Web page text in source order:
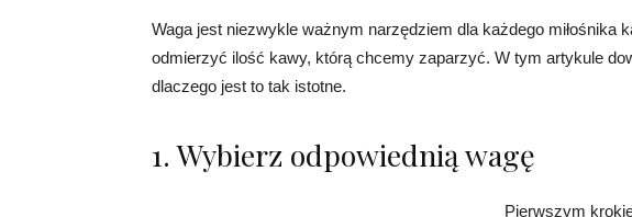
Waga jest niezwykle ważnym narzędziem dla każdego miłośnika
odmierzyć ilość kawy, którą chcemy zaparzyć. W tym artykule
dlaczego jest to tak istotne.
1. Wybierz odpowiednią wagę
Pierwszym